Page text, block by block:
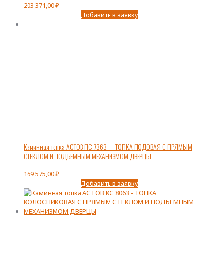
203 371,00₽
Добавить в заявку
Каминная топка АСТОВ ПС 7363 — ТОПКА ПОДОВАЯ С ПРЯМЫМ
СТЕКЛОМ И ПОДЪЕМНЫМ МЕХАНИЗМОМ ДВЕРЦЫ
169 575,00₽
Добавить в заявку